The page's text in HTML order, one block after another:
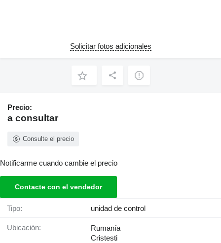
Solicitar fotos adicionales
Precio:
a consultar
Consulte el precio
Notificarme cuando cambie el precio
Contacte con el vendedor
Tipo: unidad de control
Ubicación:
Rumanía
Cristesti